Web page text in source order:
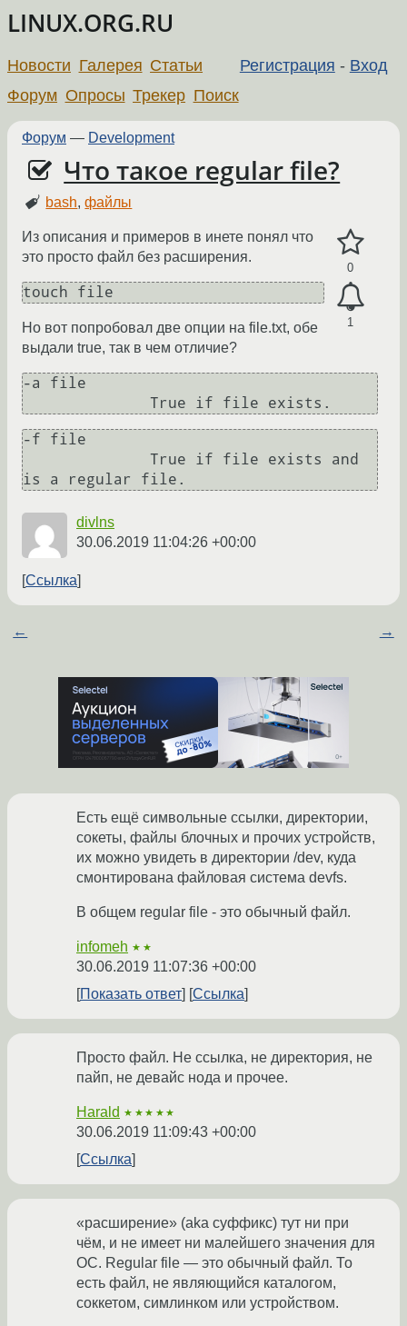
LINUX.ORG.RU
Регистрация - Вход
Новости Галерея Статьи
Форум Опросы Трекер Поиск
Форум — Development
Что такое regular file?
bash,файлы
0
1
Из описания и примеров в инете понял что
это просто файл без расширения.
Но вот попробовал две опции на file.txt, обе
выдали true, так в чем отличие?
-a file
-f file
divlns
30.06.2019 11:04:26 +00:00
Ссылка
← →
Есть ещё символьные ссылки, директории,
сокеты, файлы блочных и прочих устройств,
их можно увидеть в директории /dev, куда
смонтирована файловая система devfs.
В общем regular file - это обычный файл.
infomeh ★★
30.06.2019 11:07:36 +00:00
Показать ответ
Ссылка
Просто файл. Не ссылка, не директория, не
пайп, не девайс нода и прочее.
Harald ★★★★★
30.06.2019 11:09:43 +00:00
Ссылка
«расширение» (aka суффикс) тут ни при
чём, и не имеет ни малейшего значения для
ОС. Regular file — это обычный файл. То
есть файл, не являющийся каталогом,
соккетом, симлинком или устройством.